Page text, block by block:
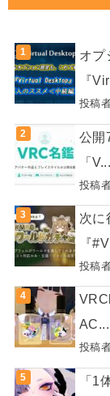
オプ
『
投稿
公開
「V...
投稿
次に
『
投稿
AC...
投稿
「1